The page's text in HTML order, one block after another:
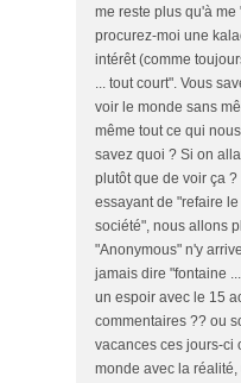
me reste plus qu'à
procurez-moi une
intérêt (comme
... tout court". Vous
voir le monde sans
même tout ce qui
savez quoi ? Si on
plutôt que de voir ça
essayant de "refaire
société", nous allons
"Anonymous" n'y
jamais dire "fontaine
un espoir avec le 15
commentaires ?? ou
vacances ces jours-ci
monde avec la réalité,